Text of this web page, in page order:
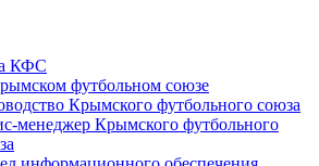
КФС
футбольном союзе
Крымского футбольного союза
менеджер Крымского футбольного